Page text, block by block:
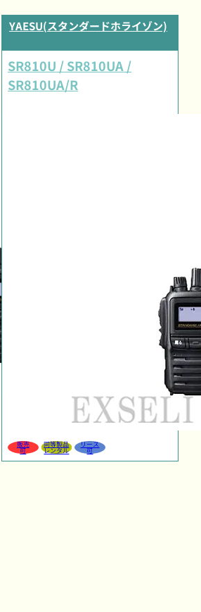
YAESU(スタンダードホライゾン)
SR810U / SR810UA /
SR810UA/R
販売
可
同等製品
レンタル
リース
可